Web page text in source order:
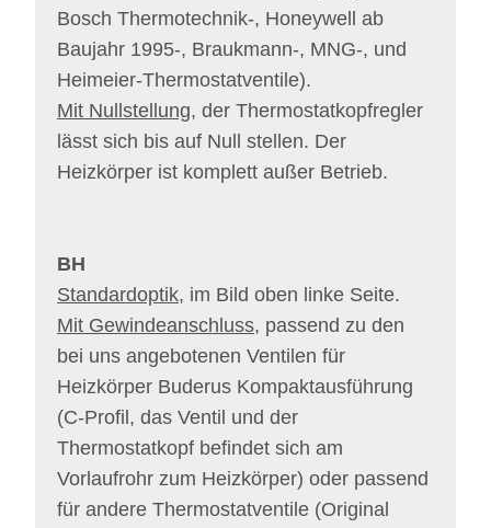
Bosch Thermotechnik-, Honeywell ab
Baujahr 1995-, Braukmann-, MNG-, und
Heimeier-Thermostatventile).
Mit Nullstellung, der Thermostatkopfregler
lässt sich bis auf Null stellen. Der
Heizkörper ist komplett außer Betrieb.
BH
Standardoptik, im Bild oben linke Seite.
Mit Gewindeanschluss, passend zu den
bei uns angebotenen Ventilen für
Heizkörper Buderus Kompaktausführung
(C-Profil, das Ventil und der
Thermostatkopf befindet sich am
Vorlaufrohr zum Heizkörper) oder passend
für andere Thermostatventile (Original